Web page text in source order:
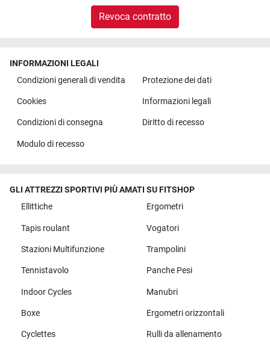
Revoca contratto
INFORMAZIONI LEGALI
Condizioni generali di vendita
Protezione dei dati
Cookies Informazioni legali
Condizioni di consegna Diritto di recesso
Modulo di recesso
GLI ATTREZZI SPORTIVI PIÙ AMATI SU FITSHOP
Ellittiche
Ergometri
Tapis roulant Vogatori
Stazioni Multifunzione Trampolini
Tennistavolo Panche Pesi
Indoor Cycles Manubri
Boxe Ergometri orizzontali
Cyclettes Rulli da allenamento